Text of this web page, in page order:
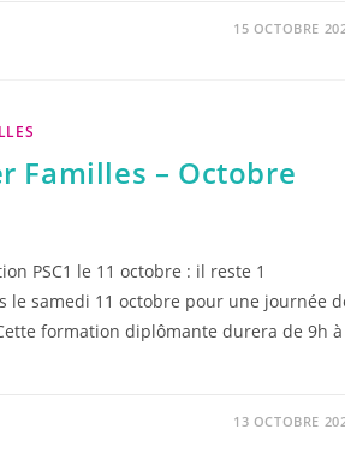
15 OCTOBRE
Familles – Octobre
PSC1 le 11 octobre : il reste 1
le samedi 11 octobre pour une journée
formation diplômante durera de 9h à
13 OCTOBRE